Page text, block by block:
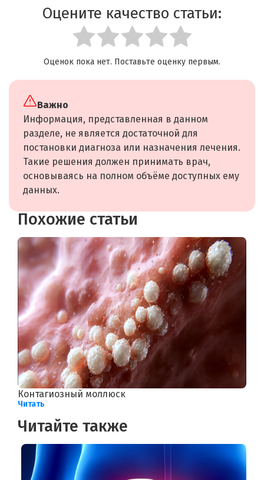
Оцените качество статьи:
Оценок пока нет. Поставьте оценку первым.
Важно
Информация, представленная в данном
разделе, не является достаточной для
постановки диагноза или назначения лечения.
Такие решения должен принимать врач,
основываясь на полном объёме доступных ему
данных.
Похожие статьи
Контагиозный моллюск
Читать
Читайте также